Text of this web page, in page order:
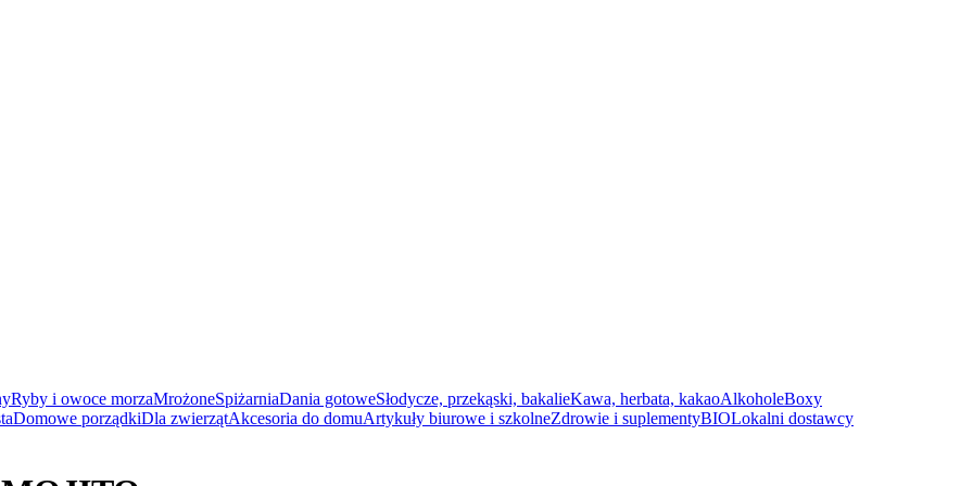
Ryby i owoce morzaMrożoneSpiżarniaDania gotoweSłodycze, przekąski, bakalieKawa, herbata, kakaoAlkoholeBoxy
Domowe porządkiDla zwierzątAkcesoria do domuArtykuły biurowe i szkolneZdrowie i suplementyBIOLokalni dostawcy